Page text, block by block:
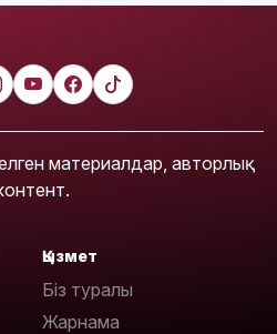
материалдар, авторлық
Қызмет
Біз туралы
Жарнама